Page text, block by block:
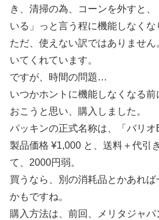
き、清掃の為、コーンを外すと
いる」っと言う程に機能しなくな
ただ、使えない訳ではありませ
いてくれています。
ですが、時間の問題…
いつかホントに機能しなくなる
おこうと思い、購入しました。
パッキンの正式名称は、「バリオ
製品価格 ¥1,000 と、送料＋代引
て、2000円弱。
買うなら、別の消耗品とかあれ
かもですね。
購入方法は、前回、メリタジャ